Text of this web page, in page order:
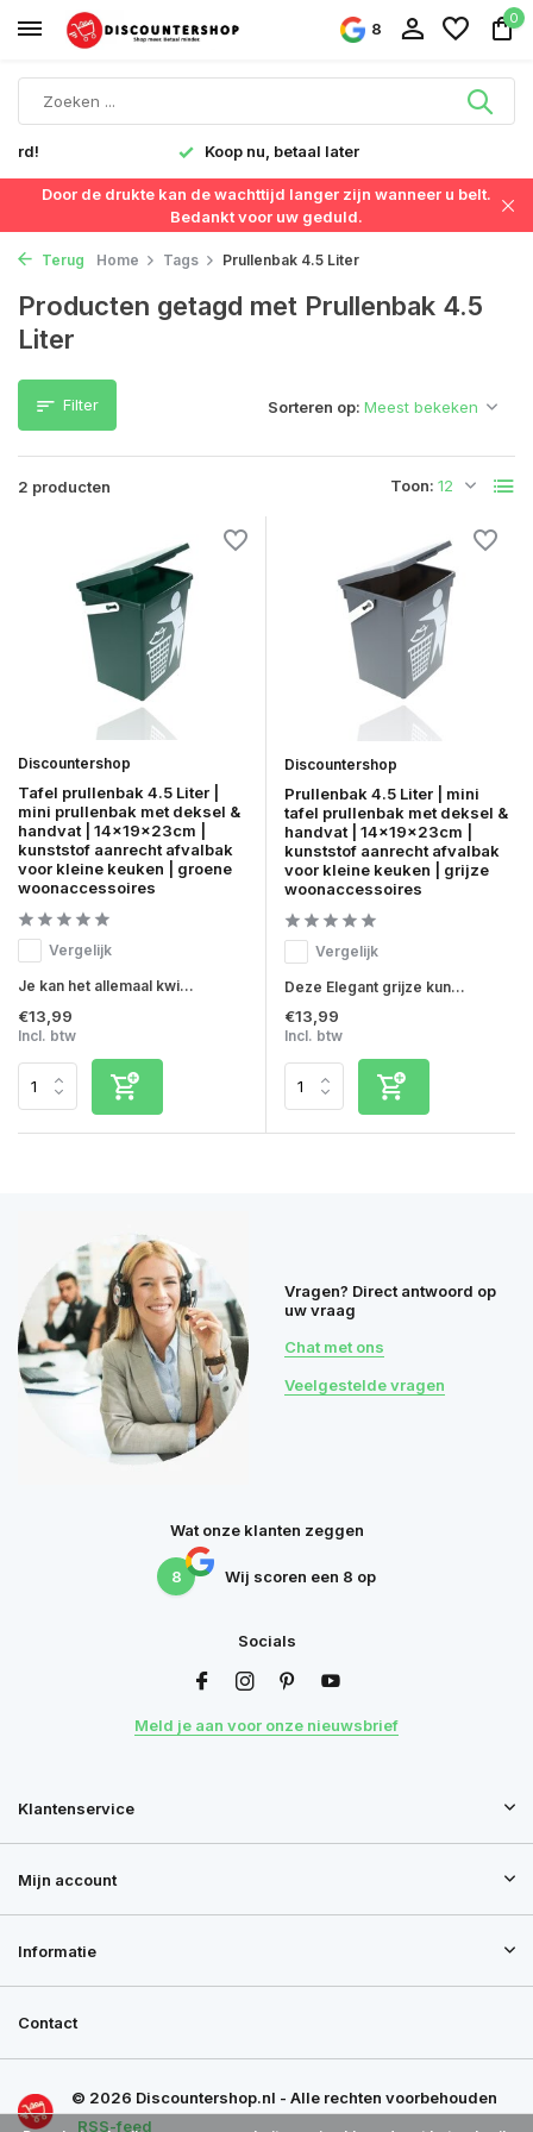
8
0
Koop nu, betaal later
Door de drukte kan de wachttijd langer zijn wanneer u belt.
Bedankt voor uw geduld.
Terug Home Tags Prullenbak 4.5 Liter
Producten getagd met Prullenbak 4.5
Liter
Filter
2 producten Toon:
Sorteren op:
Discountershop
Tafel prullenbak 4.5 Liter |
mini prullenbak met deksel &
handvat | 14x19x23cm |
kunststof aanrecht afvalbak
voor kleine keuken | groene
woonaccessoires
Vergelijk
Je kan het allemaal kwi...
€13,99
Incl. btw
Discountershop
Prullenbak 4.5 Liter | mini
tafel prullenbak met deksel &
handvat | 14x19x23cm |
kunststof aanrecht afvalbak
voor kleine keuken | grijze
woonaccessoires
Vergelijk
Deze Elegant grijze kun...
€13,99
Incl. btw
Vragen? Direct antwoord op
uw vraag
Chat met ons
Veelgestelde vragen
Wat onze klanten zeggen
8 Wij scoren een 8 op
Socials
Meld je aan voor onze nieuwsbrief
Klantenservice
Mijn account
Informatie
Contact
© 2026 Discountershop.nl - Alle rechten voorbehouden
RSS-feed